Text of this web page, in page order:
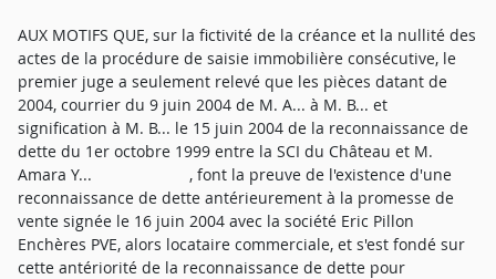
AUX MOTIFS QUE, sur la fictivité de la créance et la nullité des
actes de la procédure de saisie immobilière consécutive, le
premier juge a seulement relevé que les pièces datant de
2004, courrier du 9 juin 2004 de M. A... à M. B... et
signification à M. B... le 15 juin 2004 de la reconnaissance de
dette du 1er octobre 1999 entre la SCI du Château et M.
Amara Y... , font la preuve de l'existence d'une
reconnaissance de dette antérieurement à la promesse de
vente signée le 16 juin 2004 avec la société Eric Pillon
Enchères PVE, alors locataire commerciale, et s'est fondé sur
cette antériorité de la reconnaissance de dette pour